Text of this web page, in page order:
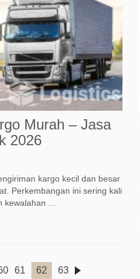
Murah – Jasa
2026
kargo kecil dan besar
Perkembangan ini sering kali
...
61 62 63